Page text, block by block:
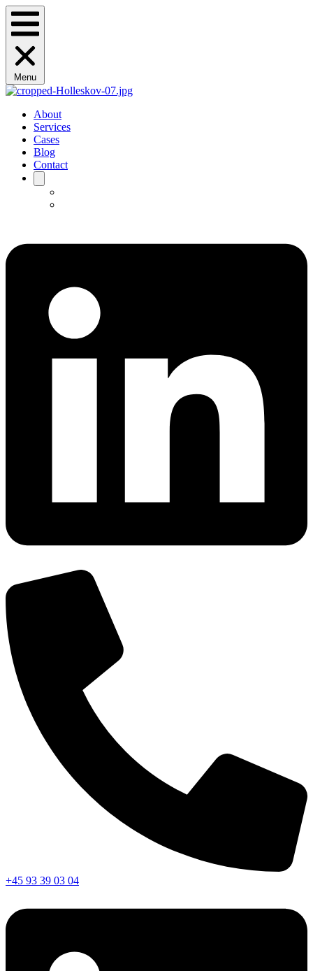
Menu
About
Services
Cases
Blog
Contact
+45 93 39 03 04